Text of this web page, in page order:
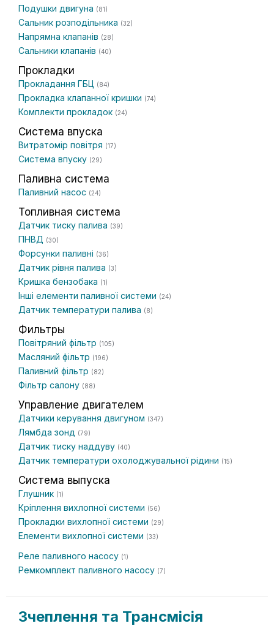
Подушки двигуна (81)
Сальник розподільника (32)
Напрямна клапанів (28)
Сальники клапанів (40)
Прокладки
Прокладання ГБЦ (84)
Прокладка клапанної кришки (74)
Комплекти прокладок (24)
Система впуска
Витратомір повітря (17)
Система впуску (29)
Паливна система
Паливний насос (24)
Топливная система
Датчик тиску палива (39)
ПНВД (30)
Форсунки паливні (36)
Датчик рівня палива (3)
Кришка бензобака (1)
Інші елементи паливної системи (24)
Датчик температури палива (8)
Фильтры
Повітряний фільтр (105)
Масляний фільтр (196)
Паливний фільтр (82)
Фільтр салону (88)
Управление двигателем
Датчики керування двигуном (347)
Лямбда зонд (79)
Датчик тиску наддуву (40)
Датчик температури охолоджувальної рідини (15)
Система выпуска
Глушник (1)
Кріплення вихлопної системи (56)
Прокладки вихлопної системи (29)
Елементи вихлопної системи (33)
Реле паливного насосу (1)
Ремкомплект паливного насосу (7)
Зчеплення та Трансмісія